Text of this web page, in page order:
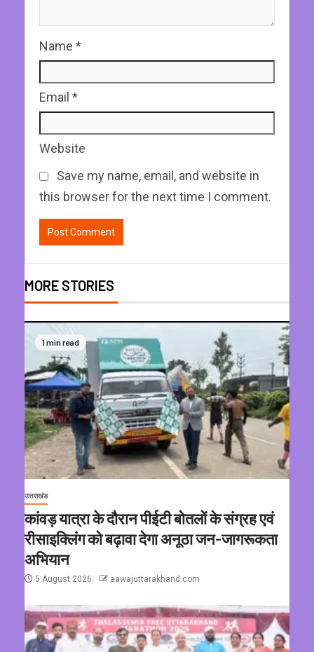
Name *
Email *
Website
Save my name, email, and website in
this browser for the next time I comment.
MORE STORIES
1 min read
उत्तराखंड
कांवड़ यात्रा के दौरान पीईटी बोतलों के संग्रह एवं
रीसाइक्लिंग को बढ़ावा देगा अनूठा जन-जागरूकता
अभियान
5 August 2026 aawajuttarakhand.com